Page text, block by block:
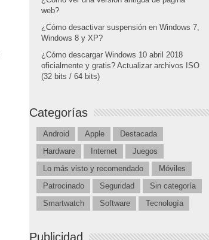
web?
¿Cómo desactivar suspensión en Windows 7,
Windows 8 y XP?
¿Cómo descargar Windows 10 abril 2018
oficialmente y gratis? Actualizar archivos ISO
(32 bits / 64 bits)
Categorías
Android Apple
Destacada
Hardware
Internet
Juegos
Lo más visto y recomendado
Móviles
Patrocinado
Seguridad
Sin categoría
Smartwatch
Software Tecnología
Publicidad